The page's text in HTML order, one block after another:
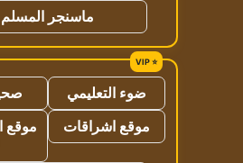
ماسنجر المسلم
ضوء التعليمي
موقع اشراقات
موقع